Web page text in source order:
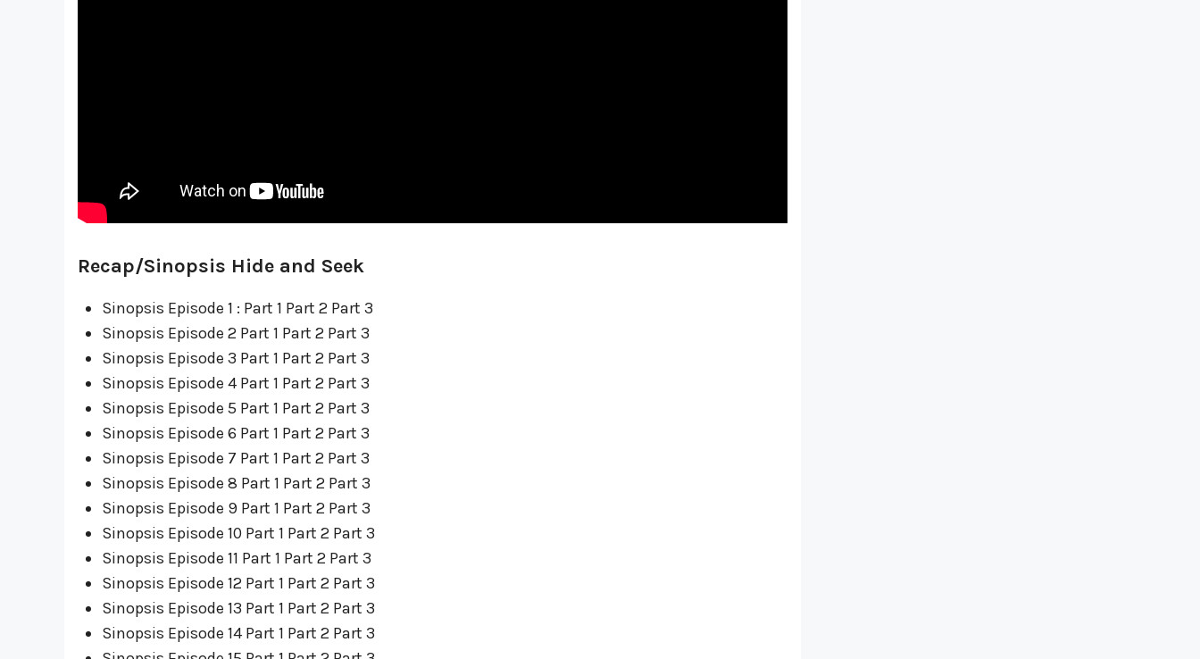
Recap/Sinopsis Hide and Seek
Sinopsis Episode 1 : Part 1 Part 2 Part 3
Sinopsis Episode 2 Part 1 Part 2 Part 3
Sinopsis Episode 3 Part 1 Part 2 Part 3
Sinopsis Episode 4 Part 1 Part 2 Part 3
Sinopsis Episode 5 Part 1 Part 2 Part 3
Sinopsis Episode 6 Part 1 Part 2 Part 3
Sinopsis Episode 7 Part 1 Part 2 Part 3
Sinopsis Episode 8 Part 1 Part 2 Part 3
Sinopsis Episode 9 Part 1 Part 2 Part 3
Sinopsis Episode 10 Part 1 Part 2 Part 3
Sinopsis Episode 11 Part 1 Part 2 Part 3
Sinopsis Episode 12 Part 1 Part 2 Part 3
Sinopsis Episode 13 Part 1 Part 2 Part 3
Sinopsis Episode 14 Part 1 Part 2 Part 3